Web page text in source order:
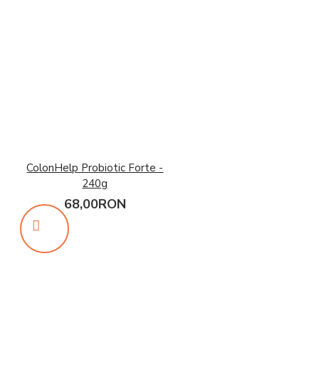
ColonHelp Probiotic Forte -
240g
68,00RON